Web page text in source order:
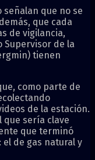
señalan que no se
que cada
de vigilancia,
Supervisor de la
tienen
como parte de
de la estación.
que sería clave
que terminó
de gas natural y